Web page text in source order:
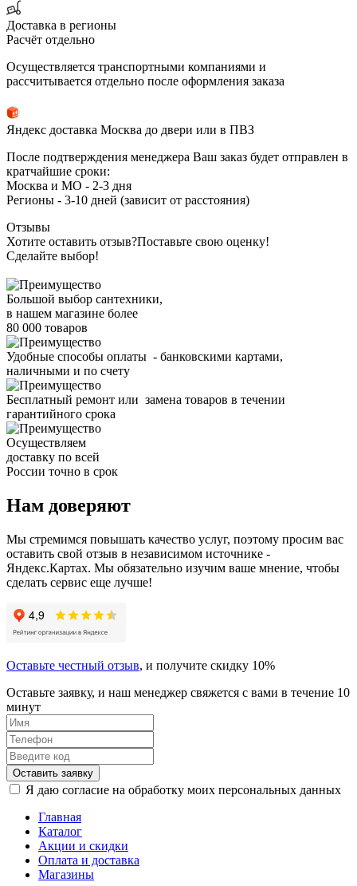
Доставка в регионы
Расчёт отдельно
Осуществляется транспортными компаниями и
рассчитывается отдельно после оформления заказа
Яндекс доставка Москва до двери или в ПВЗ
После подтверждения менеджера Ваш заказ будет отправлен в
кратчайшие сроки:
Москва и МО - 2-3 дня
Регионы - 3-10 дней (зависит от расстояния)
Отзывы
Хотите оставить отзыв?Поставьте свою оценку!
Сделайте выбор!
Большой выбор сантехники,
в нашем магазине более
80 000 товаров
Удобные способы оплаты - банковскими картами,
наличными и по счету
Бесплатный ремонт или замена товаров в течении
гарантийного срока
Осуществляем
доставку по всей
России точно в срок
Нам доверяют
Мы стремимся повышать качество услуг, поэтому просим вас
оставить свой отзыв в независимом источнике -
Яндекс.Картах. Мы обязательно изучим ваше мнение, чтобы
сделать сервис еще лучше!
Оставьте честный отзыв, и получите скидку 10%
Оставьте заявку, и наш менеджер свяжется с вами в течение 10
минут
Оставить заявку
Я даю согласие на обработку моих персональных данных
Главная
Каталог
Акции и скидки
Оплата и доставка
Магазины